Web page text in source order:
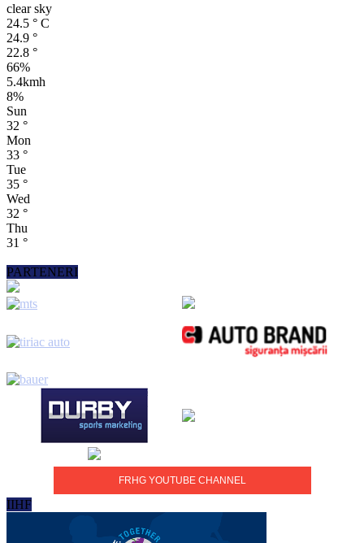
clear sky
24.5 ° C
24.9 °
22.8 °
66%
5.4kmh
8%
Sun
32 °
Mon
33 °
Tue
35 °
Wed
32 °
Thu
31 °
PARTENERI
FRHG YOUTUBE CHANNEL
IIHF